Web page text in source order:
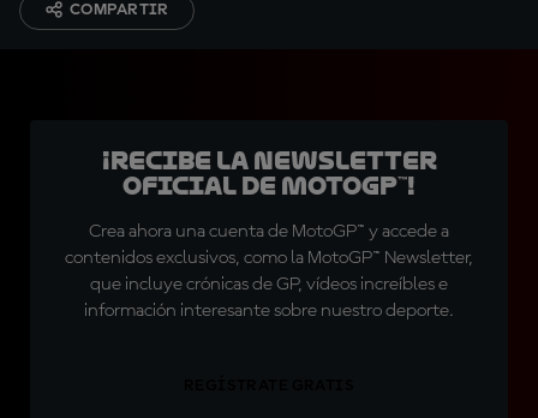
COMPARTIR
¡Recibe la Newsletter
oficial de MotoGP™!
Crea ahora una cuenta de MotoGP™ y accede a
contenidos exclusivos, como la MotoGP™ Newsletter,
que incluye crónicas de GP, vídeos increíbles e
información interesante sobre nuestro deporte.